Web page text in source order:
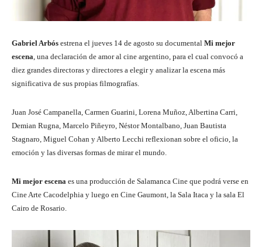
Gabriel Arbós estrena el jueves 14 de agosto su documental Mi mejor
escena , una declaración de amor al cine argentino, para el cual convocó a
diez grandes directoras y directores a elegir y analizar la escena más
significativa de sus propias filmografías.
Juan José Campanella, Carmen Guarini, Lorena Muñoz, Albertina Carri,
Demian Rugna, Marcelo Piñeyro, Néstor Montalbano, Juan Bautista
Stagnaro, Miguel Cohan y Alberto Lecchi reflexionan sobre el oficio, la
emoción y las diversas formas de mirar el mundo.
Mi mejor escena es una producción de Salamanca Cine que podrá verse en
Cine Arte Cacodelphia y luego en Cine Gaumont, la Sala Itaca y la sala El
Cairo de Rosario.